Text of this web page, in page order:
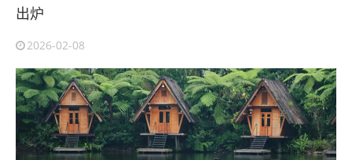
出炉
2026-02-08